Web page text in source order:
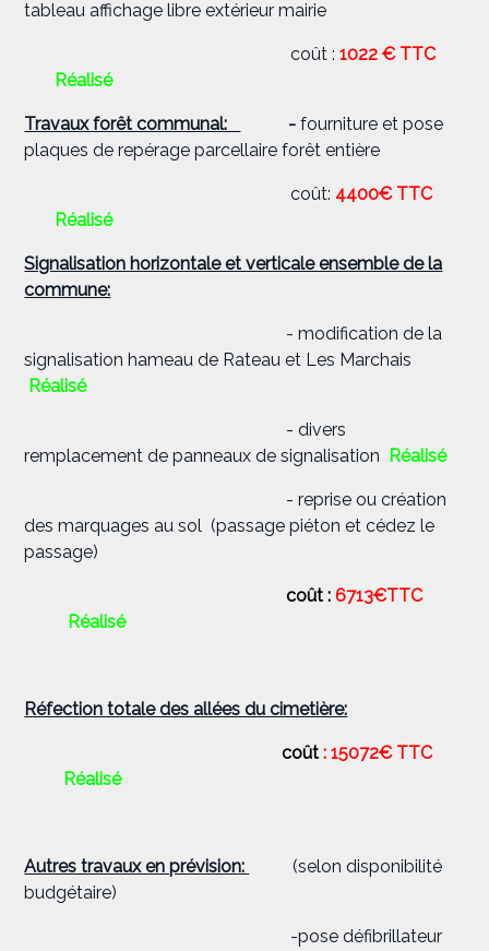
tableau affichage libre extérieur mairie
coût :1022 € TTC
Réalisé
Travaux forêt communal: -fourniture et pose
plaques de repérage parcellaire forêt entière
coût: 4400€ TTC
Réalisé
Signalisation horizontale et verticale ensemble de la
commune:
- modification de la
signalisation hameau de Rateau et Les Marchais
Réalisé
- divers
remplacement de panneaux de signalisation Réalisé
- reprise ou création
des marquages au sol (passage piéton et cédez le
passage)
coût : 6713€TTC
Réalisé
Réfection totale des allées du cimetière:
coût : 15072€ TTC
Réalisé
Autres travaux en prévision:
(selon disponibilité
budgétaire)
-pose défibrillateur